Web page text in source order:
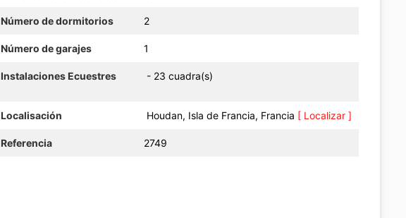
Número de dormitorios 2
Número de garajes 1
Instalaciones Ecuestres - 23 cuadra(s)
Localisación Houdan, Isla de Francia, Francia [ Localizar ]
Referencia 2749